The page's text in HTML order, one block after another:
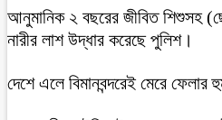
আনুমানিক ২ বছরের জীবিত শিশুসহ
নারীর লাশ উদ্ধার করেছে পুলিশ।
দেশে এলে বিমানবন্দরেই মেরে ফেলার